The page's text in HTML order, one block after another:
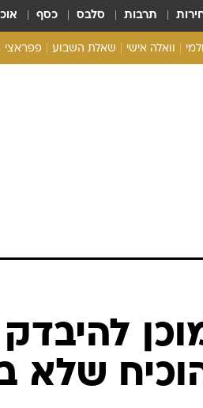
תרבות סלבס כסף
וואלה אישי שאלת השבוע פפראצי
שלא